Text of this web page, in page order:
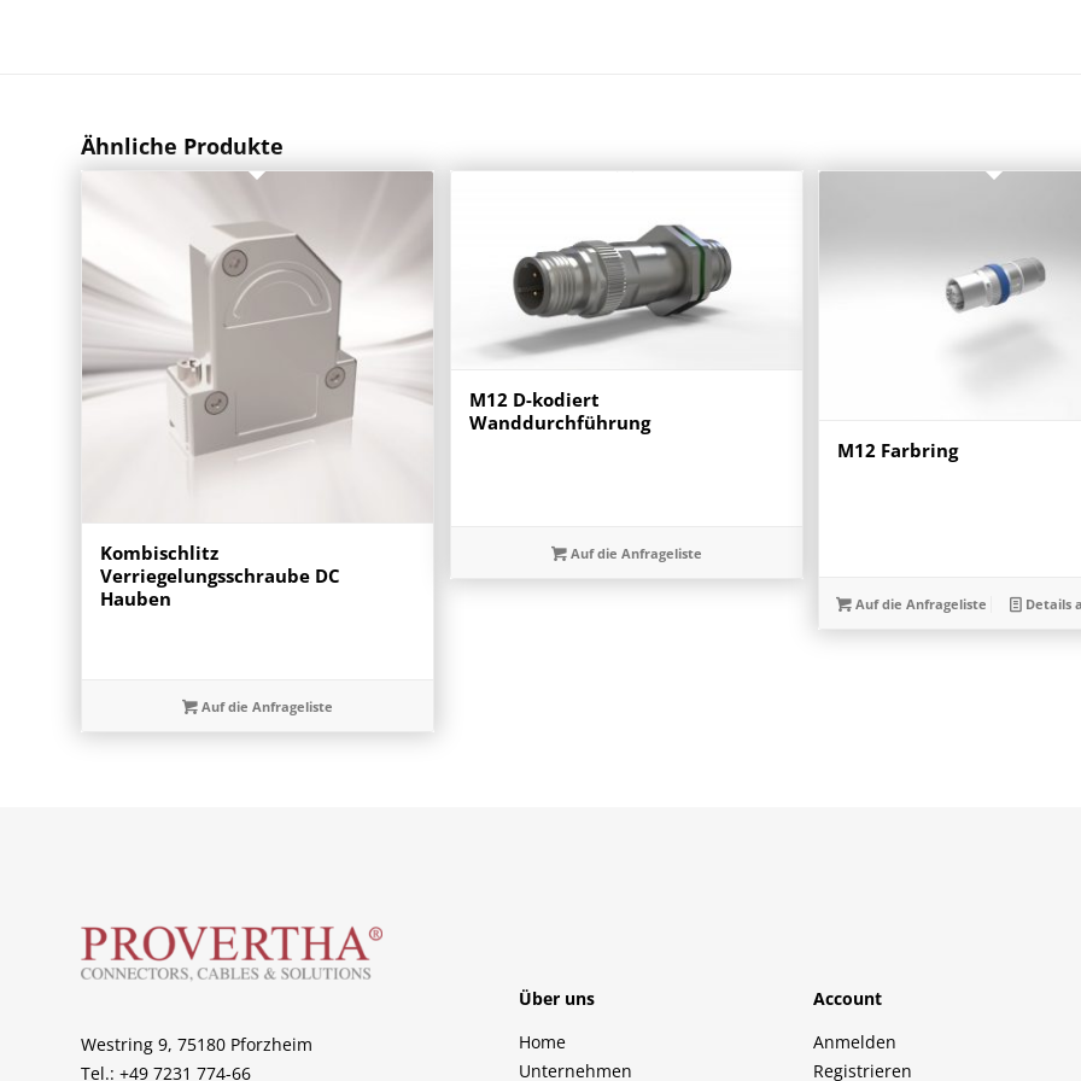
Ähnliche Produkte
Kombischlitz
Verriegelungsschraube DC
Hauben
Auf die Anfrageliste
M12 D-kodiert
Wanddurchführung
Auf die Anfrageliste
M12 Farbring
Auf die Anfrageliste Details
Westring 9, 75180 Pforzheim
Tel.: +49 7231 774-66
Über uns
Home
Unternehmen
Account
Anmelden
Registrieren